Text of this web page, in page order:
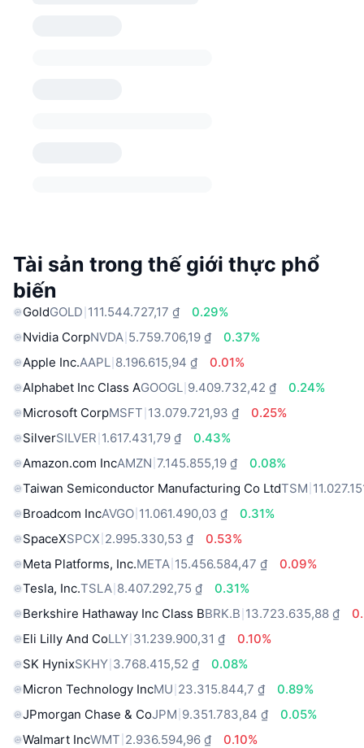
Tài sản trong thế giới thực phổ
biến
GoldGOLD 111.544.727,17 ₫
0.29%
Nvidia CorpNVDA 5.759.706,19 ₫
0.37%
Apple Inc.AAPL 8.196.615,94 ₫
0.01%
Alphabet Inc Class AGOOGL 9.409.732,42 ₫
0.24%
Microsoft CorpMSFT 13.079.721,93 ₫
0.25%
SilverSILVER 1.617.431,79 ₫
0.43%
Amazon.com IncAMZN 7.145.855,19 ₫
0.08%
Taiwan Semiconductor Manufacturing Co LtdTSM
Broadcom IncAVGO 11.061.490,03 ₫
0.31%
SpaceXSPCX 2.995.330,53 ₫
0.53%
Meta Platforms, Inc.META 15.456.584,47 ₫
0.09%
Tesla, Inc.TSLA 8.407.292,75 ₫
0.31%
Berkshire Hathaway Inc Class BBRK.B 13.723.635,88 ₫
Eli Lilly And CoLLY 31.239.900,31 ₫
0.10%
SK HynixSKHY 3.768.415,52 ₫
0.08%
Micron Technology IncMU 23.315.844,7 ₫
0.89%
JPmorgan Chase & CoJPM 9.351.783,84 ₫
0.05%
Walmart IncWMT 2.936.594,96 ₫ 0.10%